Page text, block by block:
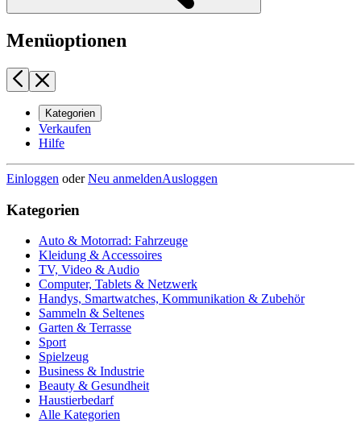
Menüoptionen
Kategorien
Verkaufen
Hilfe
Einloggen oderNeu anmeldenAusloggen
Kategorien
Auto & Motorrad: Fahrzeuge
Kleidung & Accessoires
TV, Video & Audio
Computer, Tablets & Netzwerk
Handys, Smartwatches, Kommunikation & Zubehör
Sammeln & Seltenes
Garten & Terrasse
Sport
Spielzeug
Business & Industrie
Beauty & Gesundheit
Haustierbedarf
Alle Kategorien